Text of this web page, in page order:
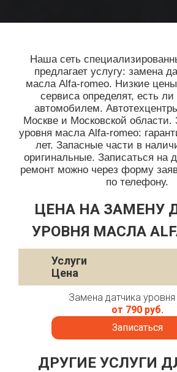
Наша сеть
предлагает услугу: замена
масла Alfa-romeo. Низкие
сервиса определят, есть
автомобилем.
Москве и Московской области.
уровня масла Alfa-romeo:
лет. Запасные части в
оригинальные. Записаться на
ремонт можно через форму
по телефону.
ЦЕНА НА ЗАМЕНУ
УРОВНЯ МАСЛА
Услуги
Цена
Замена датчика
от 790 руб.
Записаться
ДРУГИЕ УСЛУГИ